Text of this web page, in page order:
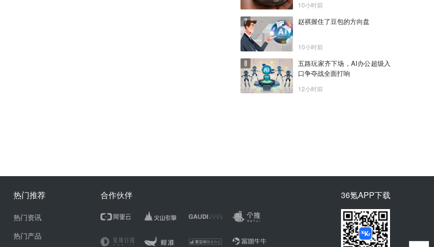
10小时前
赵祺握住了豆包的方向盘
10小时前
五路玩家齐下场，AI办公超级入
口争夺战全面打响
12小时前
热门推荐
热门资讯
热门产品
合作伙伴 36氪APP下载